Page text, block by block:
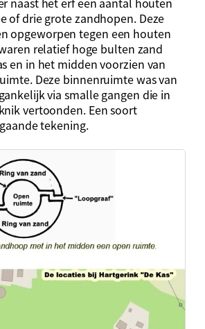
of drie grote zandhopen. Deze
opgeworpen tegen een houten
relatief hoge bulten zand
en in het midden voorzien van
Deze binnenruimte was van
via smalle gangen die in
vertoonden. Een soort
tekening.